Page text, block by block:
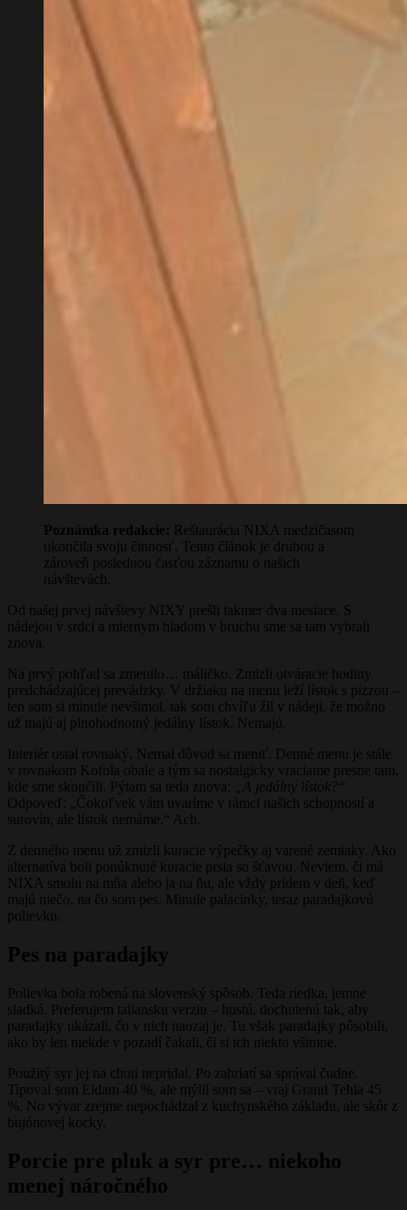
Poznámka redakcie: Reštaurácia NIXA medzičasom
ukončila svoju činnosť. Tento článok je druhou a
zároveň poslednou časťou záznamu o našich
návštevách.
Od našej prvej návštevy NIXY prešli takmer dva mesiace. S
nádejou v srdci a miernym hladom v bruchu sme sa tam vybrali
znova.
Na prvý pohľad sa zmenilo… máličko. Zmizli otváracie hodiny
predchádzajúcej prevádzky. V držiaku na menu leží lístok s pizzou –
ten som si minule nevšimol, tak som chvíľu žil v nádeji, že možno
už majú aj plnohodnotný jedálny lístok. Nemajú.
Interiér ostal rovnaký. Nemal dôvod sa meniť. Denné menu je stále
v rovnakom Kofola obale a tým sa nostalgicky vraciame presne tam,
kde sme skončili. Pýtam sa teda znova:
„A jedálny lístok?“
Odpoveď: „Čokoľvek vám uvaríme v rámci našich schopností a
surovín, ale lístok nemáme.“ Ach.
Z denného menu už zmizli kuracie výpečky aj varené zemiaky. Ako
alternatíva boli ponúknuté kuracie prsia so šťavou. Neviem, či má
NIXA smolu na mňa alebo ja na ňu, ale vždy prídem v deň, keď
majú niečo, na čo som pes. Minule palacinky, teraz paradajkovú
polievku.
Pes na paradajky
Polievka bola robená na slovenský spôsob. Teda riedka, jemne
sladká. Preferujem taliansku verziu – hustú, dochutenú tak, aby
paradajky ukázali, čo v nich naozaj je. Tu však paradajky pôsobili,
ako by len niekde v pozadí čakali, či si ich niekto všimne.
Použitý syr jej na chuti nepridal. Po zahriatí sa správal čudne.
Tipoval som Eidam 40 %, ale mýlil som sa – vraj Grand Tehla 45
%. No vývar zrejme nepochádzal z kuchynského základu, ale skôr z
bujónovej kocky.
Porcie pre pluk a syr pre… niekoho
menej náročného